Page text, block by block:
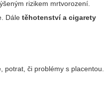
rizikem mrtvorození.
Dáletěhotenství a cigarety
či problémy s placentou.